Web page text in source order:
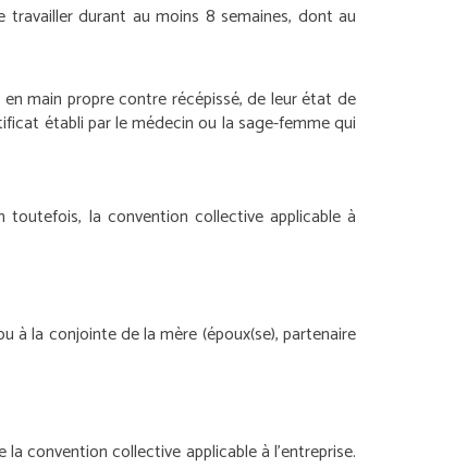
durant au moins 8 semaines, dont au
main propre contre récépissé, de leur état de
établi par le médecin ou la sage-femme qui
toutefois, la convention collective applicable à
à la conjointe de la mère (époux(se), partenaire
convention collective applicable à l’entreprise.